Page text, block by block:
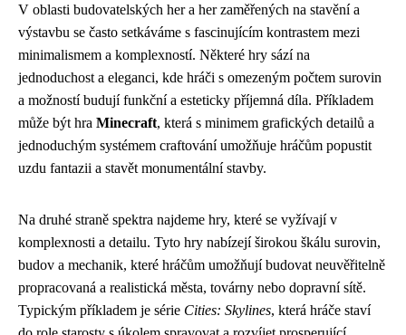
V oblasti budovatelských her a her zaměřených na stavění a
výstavbu se často setkáváme s fascinujícím kontrastem mezi
minimalismem a komplexností. Některé hry sází na
jednoduchost a eleganci, kde hráči s omezeným počtem surovin
a možností budují funkční a esteticky příjemná díla. Příkladem
může být hra Minecraft, která s minimem grafických detailů a
jednoduchým systémem craftování umožňuje hráčům popustit
uzdu fantazii a stavět monumentální stavby.
Na druhé straně spektra najdeme hry, které se vyžívají v
komplexnosti a detailu. Tyto hry nabízejí širokou škálu surovin,
budov a mechanik, které hráčům umožňují budovat neuvěřitelně
propracovaná a realistická města, továrny nebo dopravní sítě.
Typickým příkladem je série Cities: Skylines, která hráče staví